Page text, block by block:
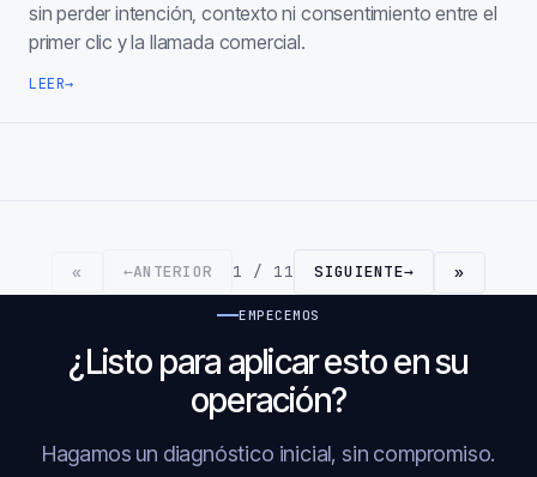
sin perder intención, contexto ni consentimiento entre el
primer clic y la llamada comercial.
LEER→
« ←ANTERIOR 1 / 11 SIGUIENTE→ »
EMPECEMOS
¿Listo para aplicar esto en su
operación?
Hagamos un diagnóstico inicial, sin compromiso.